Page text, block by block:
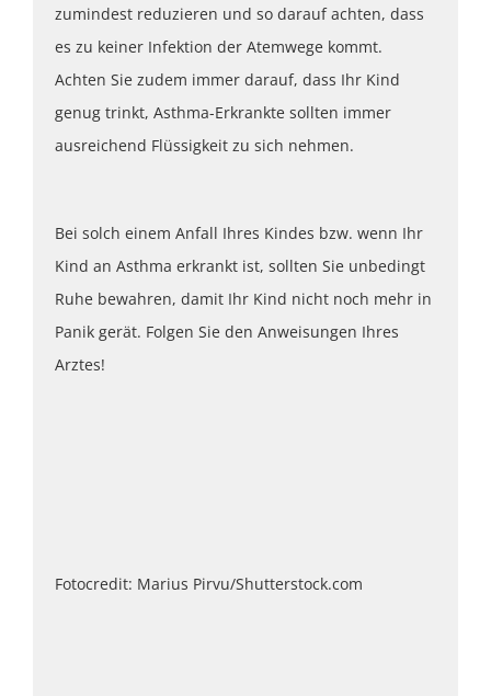
zumindest reduzieren und so darauf achten, dass
es zu keiner Infektion der Atemwege kommt.
Achten Sie zudem immer darauf, dass Ihr Kind
genug trinkt, Asthma-Erkrankte sollten immer
ausreichend Flüssigkeit zu sich nehmen.
Bei solch einem Anfall Ihres Kindes bzw. wenn Ihr
Kind an Asthma erkrankt ist, sollten Sie unbedingt
Ruhe bewahren, damit Ihr Kind nicht noch mehr in
Panik gerät. Folgen Sie den Anweisungen Ihres
Arztes!
Fotocredit: Marius Pirvu/Shutterstock.com